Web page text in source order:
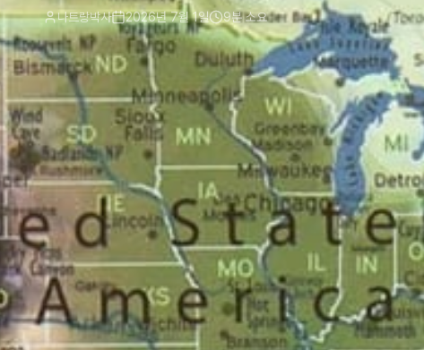
나트랑박사 2026년 7월 1일 9분 소요